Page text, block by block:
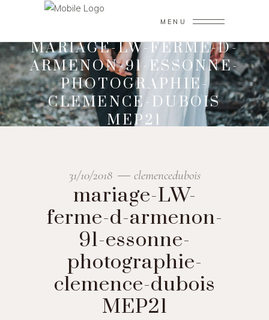
MENU
MARIAGE-LW-FERME-D-
ARMENON-91-ESSONNE-
PHOTOGRAPHIE-
CLEMENCE-DUBOIS
MEP21
31/10/2018 clemencedubois
mariage-LW-
ferme-d-armenon-
91-essonne-
photographie-
clemence-dubois
MEP21